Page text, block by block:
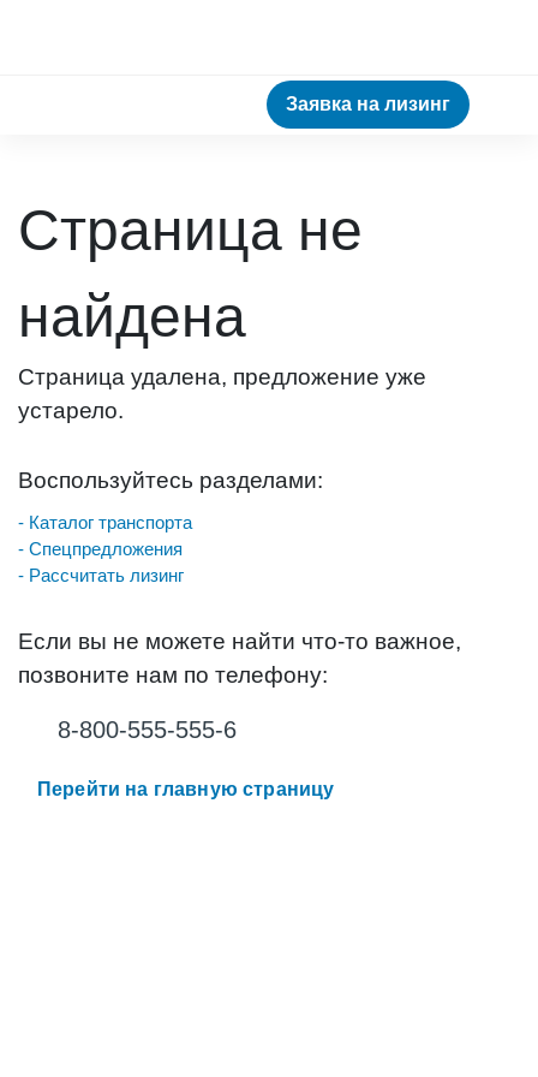
Заявка на лизинг
Страница не
найдена
Страница удалена, предложение уже
устарело.
Воспользуйтесь разделами:
- Каталог транспорта
- Спецпредложения
- Рассчитать лизинг
Если вы не можете найти что-то важное,
позвоните нам по телефону:
8-800-555-555-6
Перейти на главную страницу